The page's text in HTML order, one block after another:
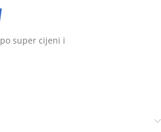
super cijeni i